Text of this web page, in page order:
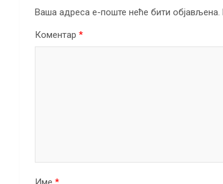
Ваша адреса е-поште неће бити објављена.
Коментар *